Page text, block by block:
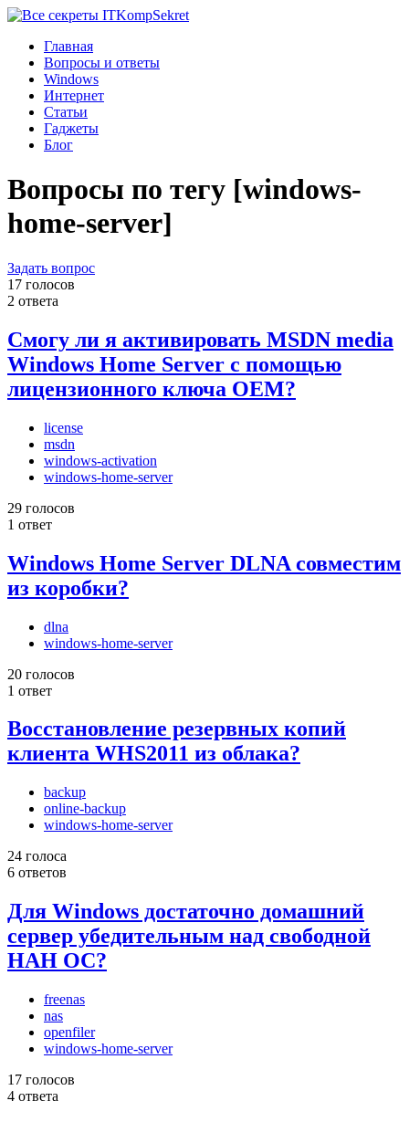
KompSekret
Главная
Вопросы и ответы
Windows
Интернет
Статьи
Гаджеты
Блог
Вопросы по тегу [windows-
home-server]
Задать вопрос
17 голосов
2 ответа
Смогу ли я активировать MSDN media
Windows Home Server с помощью
лицензионного ключа OEM?
license
msdn
windows-activation
windows-home-server
29 голосов
1 ответ
Windows Home Server DLNA совместим
из коробки?
dlna
windows-home-server
20 голосов
1 ответ
Восстановление резервных копий
клиента WHS2011 из облака?
backup
online-backup
windows-home-server
24 голоса
6 ответов
Для Windows достаточно домашний
сервер убедительным над свободной
НАН ОС?
freenas
nas
openfiler
windows-home-server
17 голосов
4 ответа